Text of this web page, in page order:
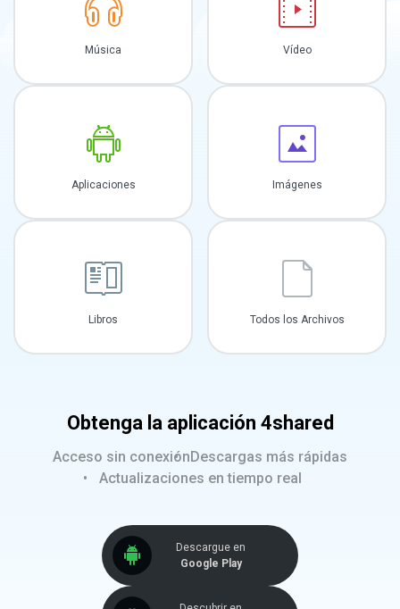
Música Vídeo
Aplicaciones Imágenes
Libros Todos los Archivos
Obtenga la aplicación 4shared
Acceso sin conexiónDescargas más rápidas
Actualizaciones en tiempo real
Descargue en
Google Play